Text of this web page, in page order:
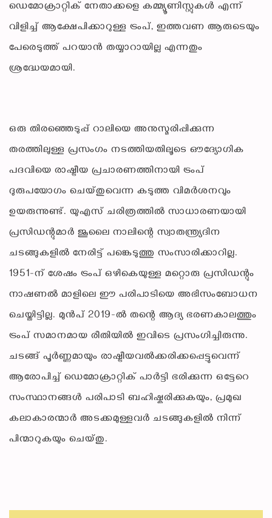
ഡെമോക്രാറ്റിക് നേതാക്കളെ കമ്മ്യൂണിസ്റ്റുകൾ എന്ന്
വിളിച്ച് ആക്ഷേപിക്കാറുള്ള ട്രംപ്, ഇത്തവണ ആരുടെയും
പേരെടുത്ത് പറയാൻ തയ്യാറായില്ല എന്നതും
ശ്രദ്ധേയമായി.
ഒരു തിരഞ്ഞെടുപ്പ് റാലിയെ അനുസ്മരിപ്പിക്കുന്ന
തരത്തിലുള്ള പ്രസംഗം നടത്തിയതിലൂടെ ഔദ്യോഗിക
പദവിയെ രാഷ്ട്രീയ പ്രചാരണത്തിനായി ട്രംപ്
ദുരുപയോഗം ചെയ്തുവെന്ന കടുത്ത വിമർശനവും
ഉയരുന്നുണ്ട്. യുഎസ് ചരിത്രത്തിൽ സാധാരണയായി
പ്രസിഡന്റുമാർ ജൂലൈ നാലിന്റെ സ്വാതന്ത്ര്യദിന
ചടങ്ങുകളിൽ നേരിട്ട് പങ്കെടുത്തു സംസാരിക്കാറില്ല.
1951-ന് ശേഷം ട്രംപ് ഒഴികെയുള്ള മറ്റൊരു പ്രസിഡന്റും
നാഷണൽ മാളിലെ ഈ പരിപാടിയെ അഭിസംബോധന
ചെയ്തിട്ടില്ല. മുൻപ് 2019-ൽ തന്റെ ആദ്യ ഭരണകാലത്തും
ട്രംപ് സമാനമായ രീതിയിൽ ഇവിടെ പ്രസംഗിച്ചിരുന്നു.
ചടങ്ങ് പൂർണ്ണമായും രാഷ്ട്രീയവൽക്കരിക്കപ്പെട്ടുവെന്ന്
ആരോപിച്ച് ഡെമോക്രാറ്റിക് പാർട്ടി ഭരിക്കുന്ന ഒട്ടേറെ
സംസ്ഥാനങ്ങൾ പരിപാടി ബഹിഷ്കരിക്കുകയും, പ്രമുഖ
കലാകാരന്മാർ അടക്കമുള്ളവർ ചടങ്ങുകളിൽ നിന്ന്
പിന്മാറുകയും ചെയ്തു.